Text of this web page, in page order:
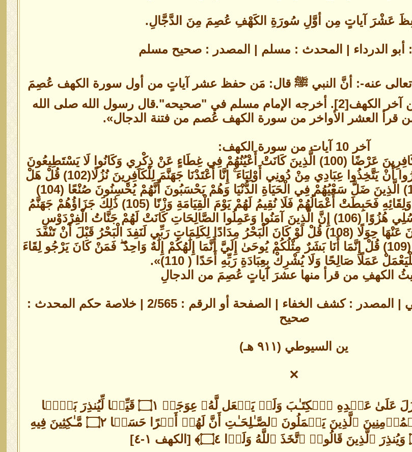
عَشْرَ آياتٍ مِن أوَّلِ سُورَةِ الكَهْفِ عُصِمَ مِنَ الدَّجَّالِ.
: أبو الدرداء | المحدث : مسلم | المصدر : صحيح مسلم
تعالى عنه-: أنَّ النبي ﷺ قال: مَن حفظ عشر آياتٍ من أول سورة الكهف عُصِمَ
من الدَّجال[1]، وفي روايةٍ: من آخر الكهف[2]. أخرجه الإمام مسلم في "صحيحه".قال رسول الله صلى الله
قرأ العشر الأواخر من سورة الكهف عُصم من فتنة الدجال».
آخر 10 آيات من سورة الكهف:
وهي: «وَعَرَضْنَا جَهَنَّمَ يَوْمَئِذٍ لِلْكَافِرِينَ عَرْضًا (100) الَّذِينَ كَانَتْ أَعْيُنُهُمْ فِي غِطَاءٍ عَنْ ذِكْرِي وَكَانُوا لَا يَسْتَطِيعُونَ
سَمْعًا (101) أَفَحَسِبَ الَّذِينَ كَفَرُوا أَنْ يَتَّخِذُوا عِبَادِي مِنْ دُونِي أَوْلِيَاءَ ۚ إِنَّا أَعْتَدْنَا جَهَنَّمَ لِلْكَافِرِينَ نُزُلًا(102) قُلْ هَلْ
نُنَبِّئُكُمْ بِالْأَخْسَرِينَ أَعْمَالًا (103) الَّذِينَ ضَلَّ سَعْيُهُمْ فِي الْحَيَاةِ الدُّنْيَا وَهُمْ يَحْسَبُونَ أَنَّهُمْ يُحْسِنُونَ صُنْعًا (104)
أُولَٰئِكَ الَّذِينَ كَفَرُوا بِآيَاتِ رَبِّهِمْ وَلِقَائِهِ فَحَبِطَتْ أَعْمَالُهُمْ فَلَا نُقِيمُ لَهُمْ يَوْمَ الْقِيَامَةِ وَزْنًا (105) ذَٰلِكَ جَزَاؤُهُمْ جَهَنَّمُ
بِمَا كَفَرُوا وَاتَّخَذُوا آيَاتِي وَرُسُلِي هُزُوًا (106) إِنَّ الَّذِينَ آمَنُوا وَعَمِلُوا الصَّالِحَاتِ كَانَتْ لَهُمْ جَنَّاتُ الْفِرْدَوْسِ
نُزُلًا(107) خَالِدِينَ فِيهَا لَا يَبْغُونَ عَنْهَا حِوَلًا (108) قُلْ لَوْ كَانَ الْبَحْرُ مِدَادًا لِكَلِمَاتِ رَبِّي لَنَفِدَ الْبَحْرُ قَبْلَ أَنْ تَنْفَدَ
كَلِمَاتُ رَبِّي وَلَوْ جِئْنَا بِمِثْلِهِ مَدَدًا (109) قُلْ إِنَّمَا أَنَا بَشَرٌ مِثْلُكُمْ يُوحَىٰ إِلَيَّ أَنَّمَا إِلَٰهُكُمْ إِلَٰهٌ وَاحِدٌ ۖ فَمَنْ كَانَ يَرْجُو لِقَاءَ
عَمَلًا صَالِحًا وَلَا يُشْرِكْ بِعِبَادَةِ رَبِّهِ أَحَدًا ( 110)».
الكهفِ من قرأ منها عشرَ آياتٍ عُصِمَ من الدجالِ
الراوي : - | المحدث : العجلوني | المصدر : كشف الخفاء | الصفحة أو الرقم : 2/565 | خلاصة حكم المحدث :
صحيح
ين السيوطي (٩١١ هـ)
✕
﷽ ﴿ٱلۡحَمۡدُ لِلَّهِ ٱلَّذِیۤ أَنزَلَ عَلَىٰ عَبۡدِهِ ٱلۡكِتَـٰبَ وَلَمۡ یَجۡعَل لَّهُۥ عِوَجَاۜ ۝١ قَیِّمࣰا لِّیُنذِرَ بَأۡسࣰا
شَدِیدࣰا مِّن لَّدُنۡهُ وَیُبَشِّرَ ٱلۡمُؤۡمِنِینَ ٱلَّذِینَ یَعۡمَلُونَ ٱلصَّـٰلِحَـٰتِ أَنَّ لَهُمۡ أَجۡرًا حَسَنࣰا ۝٢ مَّـٰكِثِینَ فِیهِ